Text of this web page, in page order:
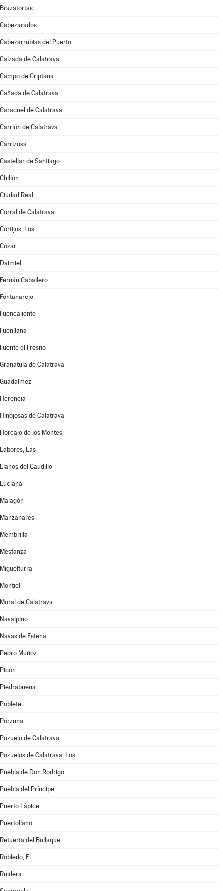
Brazatortas
Cabezarados
Cabezarrubias del Puerto
Calzada de Calatrava
Campo de Criptana
Cañada de Calatrava
Caracuel de Calatrava
Carrión de Calatrava
Carrizosa
Castellar de Santiago
Chillón
Ciudad Real
Corral de Calatrava
Cortijos, Los
Cózar
Daimiel
Fernán Caballero
Fontanarejo
Fuencaliente
Fuenllana
Fuente el Fresno
Granátula de Calatrava
Guadalmez
Herencia
Hinojosas de Calatrava
Horcajo de los Montes
Labores, Las
Llanos del Caudillo
Luciana
Malagón
Manzanares
Membrilla
Mestanza
Miguelturra
Montiel
Moral de Calatrava
Navalpino
Navas de Estena
Pedro Muñoz
Picón
Piedrabuena
Poblete
Porzuna
Pozuelo de Calatrava
Pozuelos de Calatrava, Los
Puebla de Don Rodrigo
Puebla del Príncipe
Puerto Lápice
Puertollano
Retuerta del Bullaque
Robledo, El
Ruidera